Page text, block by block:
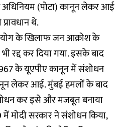
(पोटा) कानून लेकर आई
थे.
के खिलाफ जन आक्रोश के
रद्द कर दिया गया. इसके बाद
के यूएपीए कानून में संशोधन
लेकर आई. मुंबई हमलों के बाद
कर इसे और मजबूत बनाया
मोदी सरकार ने संशोधन किया,